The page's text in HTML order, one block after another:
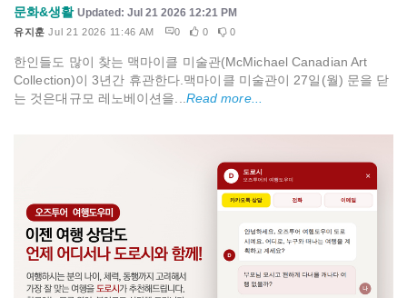
문화&생활 Updated: Jul 21 2026 12:21 PM
유지훈 Jul 21 2026 11:46 AM 0 0 0
한인들도 많이 찾는 맥마이클 미술관(McMichael Canadian Art
Collection)이 3년간 휴관한다.맥마이클 미술관이 27일(월) 문을 닫
는 것은대규모 레노베이션을... Read more...